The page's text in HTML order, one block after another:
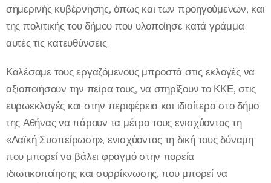
σημερινής κυβέρνησης, όπως και των προηγούμενων, και
της πολιτικής του δήμου που υλοποίησε κατά γράμμα
αυτές τις κατευθύνσεις.
Καλέσαμε τους εργαζόμενους μπροστά στις εκλογές να
αξιοποιήσουν την πείρα τους, να στηρίξουν το ΚΚΕ, στις
ευρωεκλογές και στην περιφέρεια και ιδιαίτερα στο δήμο
της Αθήνας να πάρουν τα μέτρα τους ενισχύοντας τη
«Λαϊκή Συσπείρωση», ενισχύοντας τη δική τους δύναμη
που μπορεί να βάλει φραγμό στην πορεία
ιδιωτικοποίησης και συρρίκνωσης, που μπορεί να